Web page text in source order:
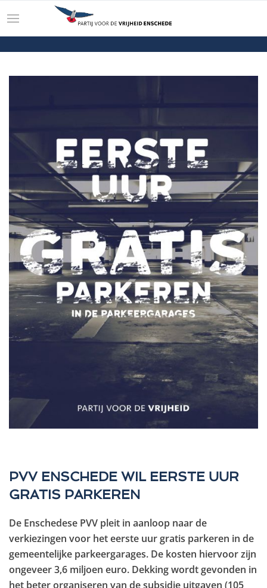
PVV ENSCHEDE WIL EERSTE UUR
GRATIS PARKEREN
De Enschedese PVV pleit in aanloop naar de
verkiezingen voor het eerste uur gratis parkeren in de
gemeentelijke parkeergarages. De kosten hiervoor zijn
ongeveer 3,6 miljoen euro. Dekking wordt gevonden in
het beter organiseren van de subsidie uitgaven (105